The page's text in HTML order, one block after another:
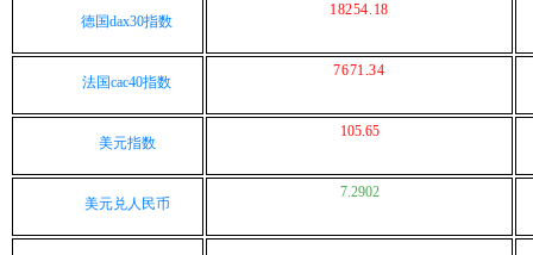
德国dax30指数
18254.18
法国cac40指数
7671.34
美元指数
105.65
美元兑人民币
7.2902